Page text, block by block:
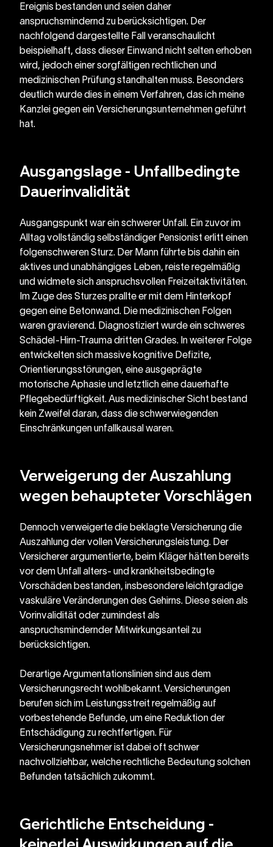
Ereignis bestanden und seien daher
anspruchsmindernd zu berücksichtigen. Der
nachfolgend dargestellte Fall veranschaulicht
beispielhaft, dass dieser Einwand nicht selten erhoben
wird, jedoch einer sorgfältigen rechtlichen und
medizinischen Prüfung standhalten muss. Besonders
deutlich wurde dies in einem Verfahren, das ich meine
Kanzlei gegen ein Versicherungsunternehmen geführt
hat.
Ausgangslage - Unfallbedingte
Dauerinvalidität
Ausgangspunkt war ein schwerer Unfall. Ein zuvor im
Alltag vollständig selbständiger Pensionist erlitt einen
folgenschweren Sturz. Der Mann führte bis dahin ein
aktives und unabhängiges Leben, reiste regelmäßig
und widmete sich anspruchsvollen Freizeitaktivitäten.
Im Zuge des Sturzes prallte er mit dem Hinterkopf
gegen eine Betonwand. Die medizinischen Folgen
waren gravierend. Diagnostiziert wurde ein schweres
Schädel-Hirn-Trauma dritten Grades. In weiterer Folge
entwickelten sich massive kognitive Defizite,
Orientierungsstörungen, eine ausgeprägte
motorische Aphasie und letztlich eine dauerhafte
Pflegebedürftigkeit. Aus medizinischer Sicht bestand
kein Zweifel daran, dass die schwerwiegenden
Einschränkungen unfallkausal waren.
Verweigerung der Auszahlung
wegen behaupteter Vorschlägen
Dennoch verweigerte die beklagte Versicherung die
Auszahlung der vollen Versicherungsleistung. Der
Versicherer argumentierte, beim Kläger hätten bereits
vor dem Unfall alters- und krankheitsbedingte
Vorschäden bestanden, insbesondere leichtgradige
vaskuläre Veränderungen des Gehirns. Diese seien als
Vorinvalidität oder zumindest als
anspruchsmindernder Mitwirkungsanteil zu
berücksichtigen.
Derartige Argumentationslinien sind aus dem
Versicherungsrecht wohlbekannt. Versicherungen
berufen sich im Leistungsstreit regelmäßig auf
vorbestehende Befunde, um eine Reduktion der
Entschädigung zu rechtfertigen. Für
Versicherungsnehmer ist dabei oft schwer
nachvollziehbar, welche rechtliche Bedeutung solchen
Befunden tatsächlich zukommt.
Gerichtliche Entscheidung -